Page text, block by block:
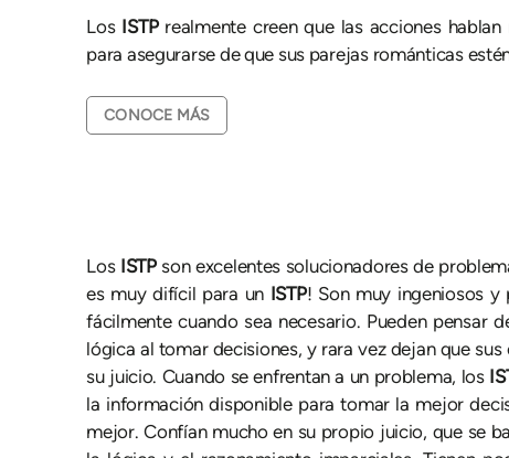
Los ISTP realmente creen que las acciones
para asegurarse de que sus parejas románticas
CONOCE MÁS
Los ISTP son excelentes solucionadores de
es muy difícil para un ISTP! Son muy ingeniosos y
fácilmente cuando sea necesario. Pueden pensar
lógica al tomar decisiones, y rara vez dejan que sus
su juicio. Cuando se enfrentan a un problema, los
la información disponible para tomar la mejor
mejor. Confían mucho en su propio juicio, que se